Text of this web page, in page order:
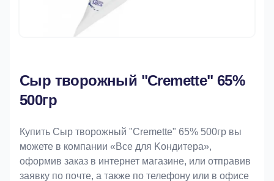
Сыр творожный "Cremette" 65%
500гр
Купить Сыр творожный "Cremette" 65% 500гр вы
можете в компании «Bce для Koндитeрa»,
оформив заказ в интернет магазине, или отправив
заявку по почте, а также по телефону или в офисе